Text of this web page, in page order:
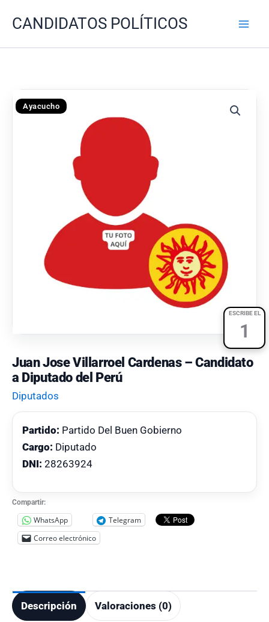
CANDIDATOS POLÍTICOS
ESCRIBE EL
1
Ayacucho
Juan Jose Villarroel Cardenas – Candidato
a Diputado del Perú
Diputados
Partido: Partido Del Buen Gobierno
Cargo: Diputado
DNI: 28263924
Compartir:
WhatsApp
Telegram
Correo electrónico
Descripción Valoraciones (0)